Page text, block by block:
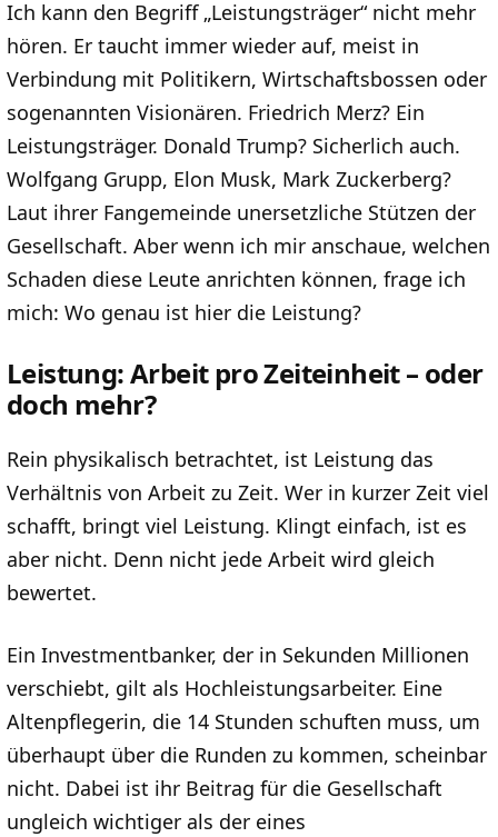
Ich kann den Begriff „Leistungsträger“ nicht mehr
hören. Er taucht immer wieder auf, meist in
Verbindung mit Politikern, Wirtschaftsbossen oder
sogenannten Visionären. Friedrich Merz? Ein
Leistungsträger. Donald Trump? Sicherlich auch.
Wolfgang Grupp, Elon Musk, Mark Zuckerberg?
Laut ihrer Fangemeinde unersetzliche Stützen der
Gesellschaft. Aber wenn ich mir anschaue, welchen
Schaden diese Leute anrichten können, frage ich
mich: Wo genau ist hier die Leistung?
Leistung: Arbeit pro Zeiteinheit – oder
doch mehr?
Rein physikalisch betrachtet, ist Leistung das
Verhältnis von Arbeit zu Zeit. Wer in kurzer Zeit viel
schafft, bringt viel Leistung. Klingt einfach, ist es
aber nicht. Denn nicht jede Arbeit wird gleich
bewertet.
Ein Investmentbanker, der in Sekunden Millionen
verschiebt, gilt als Hochleistungsarbeiter. Eine
Altenpflegerin, die 14 Stunden schuften muss, um
überhaupt über die Runden zu kommen, scheinbar
nicht. Dabei ist ihr Beitrag für die Gesellschaft
ungleich wichtiger als der eines